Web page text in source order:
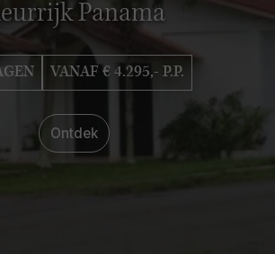
Panama
VANAF € 4.295,- P.P.
Ontdek